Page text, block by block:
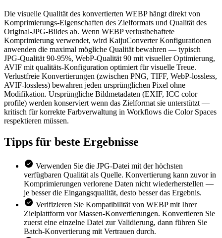
Die visuelle Qualität des konvertierten WEBP hängt direkt von
Komprimierungs-Eigenschaften des Zielformats und Qualität des
Original-JPG-Bildes ab. Wenn WEBP verlustbehaftete
Komprimierung verwendet, wird KaijuConverter Konfigurationen
anwenden die maximal mögliche Qualität bewahren — typisch
JPG-Qualität 90-95%, WebP-Qualität 90 mit visueller Optimierung,
AVIF mit qualitäts-Konfiguration optimiert für visuelle Treue.
Verlustfreie Konvertierungen (zwischen PNG, TIFF, WebP-lossless,
AVIF-lossless) bewahren jeden ursprünglichen Pixel ohne
Modifikation. Ursprüngliche Bildmetadaten (EXIF, ICC color
profile) werden konserviert wenn das Zielformat sie unterstützt —
kritisch für korrekte Farbverwaltung in Workflows die Color Spaces
respektieren müssen.
Tipps für beste Ergebnisse
Verwenden Sie die JPG-Datei mit der höchsten
verfügbaren Qualität als Quelle. Konvertierung kann zuvor in
Komprimierungen verlorene Daten nicht wiederherstellen —
je besser die Eingangsqualität, desto besser das Ergebnis.
Verifizieren Sie Kompatibilität von WEBP mit Ihrer
Zielplattform vor Massen-Konvertierungen. Konvertieren Sie
zuerst eine einzelne Datei zur Validierung, dann führen Sie
Batch-Konvertierung mit Vertrauen durch.